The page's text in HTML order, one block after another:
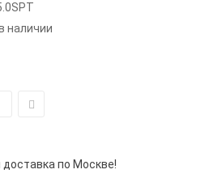
наличии
по Москве!